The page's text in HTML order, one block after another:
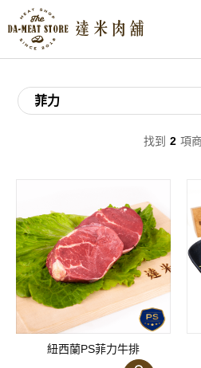
找到 2 項
紐西蘭PS菲力牛排